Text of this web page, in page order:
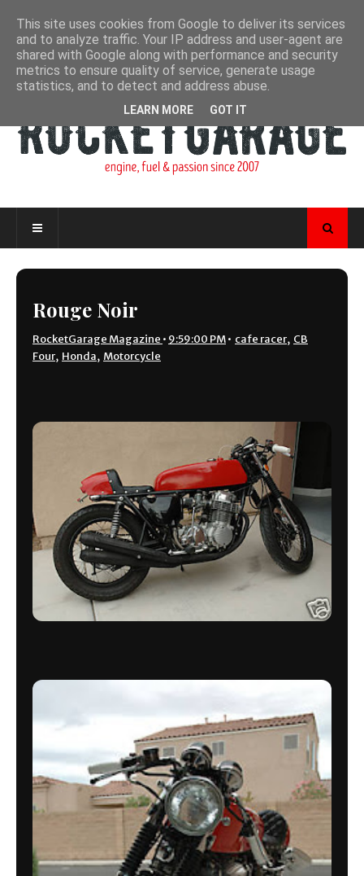
Rouge Noir
RocketGarage Magazine • 9:59:00 PM• cafe racer, CB
Four, Honda, Motorcycle
This site uses cookies from Google to deliver its services
and to analyze traffic. Your IP address and user-agent are
shared with Google along with performance and security
metrics to ensure quality of service, generate usage
statistics, and to detect and address abuse.
LEARN MORE GOT IT